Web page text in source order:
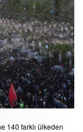
140 farklı ülkeden